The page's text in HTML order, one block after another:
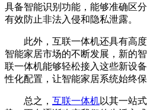
具备智能识别功能，能够准确区
有效防止非法入侵和隐私泄露。
此外，互联一体机还具有高度
智能家居市场的不断发展，新的
联一体机能够轻松接入这些新设
性化配置，让智能家居系统始终
总之， 互联一体机以其一站